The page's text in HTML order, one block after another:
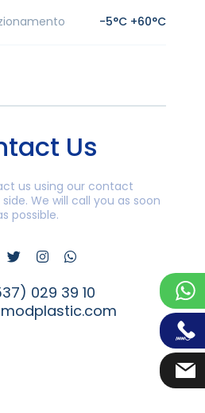
-5°C +60°C
Us
us using our contact
We will call you as soon
possible.
029 39 10